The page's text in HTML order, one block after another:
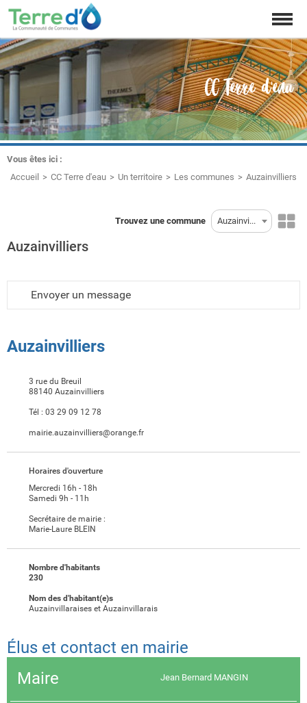
CC Terre d'eau
Vous êtes ici :
Accueil
CC Terre d'eau Un territoire Les communes Auzainvilliers
Trouvez une commune Auzainvilliers
Auzainvilliers
Envoyer un message
Auzainvilliers
3 rue du Breuil
88140 Auzainvilliers
Tél : 03 29 09 12 78
mairie.auzainvilliers@orange.fr
Horaires d'ouverture
Mercredi 16h - 18h
Samedi 9h - 11h
Secrétaire de mairie :
Marie-Laure BLEIN
Nombre d'habitants
230
Nom des d'habitant(e)s
Auzainvillaraises et Auzainvillarais
Élus et contact en mairie
Maire
Jean Bernard MANGIN